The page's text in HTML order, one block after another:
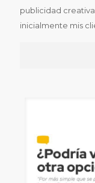
publicidad
inicialmente mis